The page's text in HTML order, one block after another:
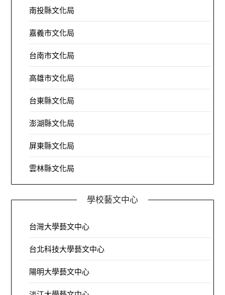
南投縣文化局
嘉義市文化局
台南市文化局
高雄市文化局
台東縣文化局
澎湖縣文化局
屏東縣文化局
雲林縣文化局
學校藝文中心
台灣大學藝文中心
台北科技大學藝文中心
陽明大學藝文中心